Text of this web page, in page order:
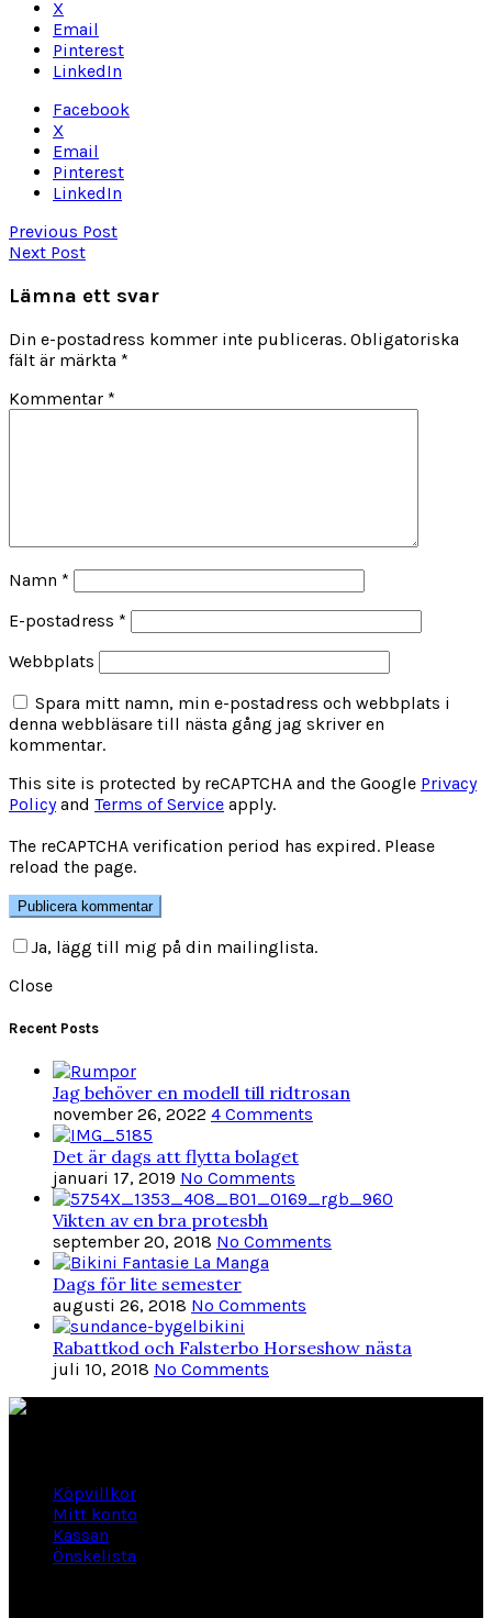
X
Email
Pinterest
LinkedIn
Facebook
X
Email
Pinterest
LinkedIn
Previous Post
Next Post
Lämna ett svar
Din e-postadress kommer inte publiceras. Obligatoriska
fält är märkta *
Kommentar *
Namn *
E-postadress *
Webbplats
Spara mitt namn, min e-postadress och webbplats i
denna webbläsare till nästa gång jag skriver en
kommentar.
This site is protected by reCAPTCHA and the Google Privacy
Policyand Terms of Service apply.
The reCAPTCHA verification period has expired. Please
reload the page.
Ja, lägg till mig på din mailinglista.
Close
Recent Posts
Jag behöver en modell till ridtrosan
november 26, 2022 4 Comments
Det är dags att flytta bolaget
januari 17, 2019 No Comments
Vikten av en bra protesbh
september 20, 2018 No Comments
Dags för lite semester
augusti 26, 2018 No Comments
Rabattkod och Falsterbo Horseshow nästa
juli 10, 2018 No Comments
Köpvillkor
Mitt konto
Kassan
Önskelista